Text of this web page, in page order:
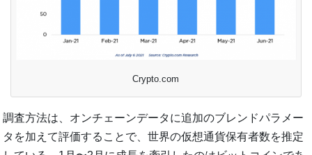
Crypto.com
調査方法は、オンチェーンデータに追加のブレンドパラメー
タを加えて評価することで、世界の仮想通貨保有者数を推定